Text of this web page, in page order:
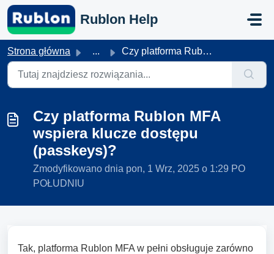
Przejdź do głównej treści
Rublon Help
Strona główna ... Czy platforma Rublon MFA wspiera klucze dostępu (passkeys)?
Czy platforma Rublon MFA
wspiera klucze dostępu
(passkeys)?
Zmodyfikowano dnia pon, 1 Wrz, 2025 o 1:29 PO
POŁUDNIU
Tak, platforma Rublon MFA w pełni obsługuje zarówno